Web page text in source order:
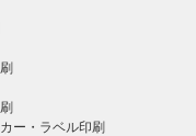
ー・ラベル印刷